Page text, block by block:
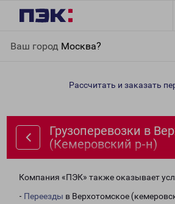
Ваш город Москва?
(Кемеровский р-н)
Рассчитать и заказать
Грузоперевозки в
(Кемеровский р-н)
Компания «ПЭК» также оказывает
- Переезды в Верхотомское